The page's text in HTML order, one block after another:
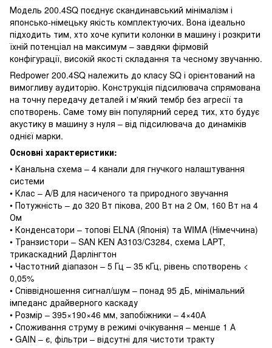
Модель 200.4SQ поєднує скандинавський мінімалізм і
японсько-німецьку якість комплектуючих. Вона ідеально
підходить тим, хто хоче купити колонки в машину і розкрити
їхній потенціал на максимум – завдяки фірмовій
конфігурації, високій якості складання та чесному звучанню.
Redpower 200.4SQ належить до класу SQ і орієнтований на
вимогливу аудиторію. Конструкція підсилювача спрямована
на точну передачу деталей і м'який тембр без агресії та
спотворень. Саме тому він популярний серед тих, хто будує
акустику в машину з нуля – від підсилювача до динаміків
однієї марки.
Основні характеристики:
• Канальна схема – 4 канали для гнучкого налаштування
системи
• Клас – A/B для насиченого та природного звучання
• Потужність – до 320 Вт пікова, 200 Вт на 2 Ом, 160 Вт на 4
Ом
• Конденсатори – топові ELNA (Японія) та WIMA (Німеччина)
• Транзистори – SAN KEN A3103/C3284, схема LAPT,
трикаскадний Дарлінгтон
• Частотний діапазон – 5 Гц – 35 кГц, рівень спотворень <
0,05%
• Співвідношення сигнал/шум – понад 95 дБ, мінімальний
імпеданс драйверного каскаду
• Розмір – 395×190×46 мм, запобіжники – 4×40А
• Споживання струму в режимі очікування – менше 1 А
• GAIN – є, фільтри – відсутні для чистоти тракту